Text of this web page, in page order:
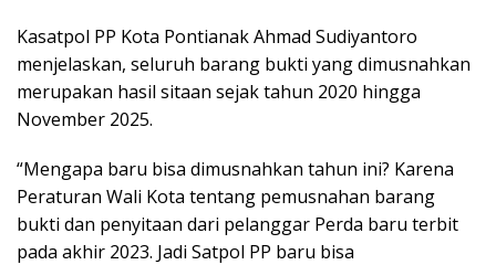
Kasatpol PP Kota Pontianak Ahmad Sudiyantoro
menjelaskan, seluruh barang bukti yang dimusnahkan
merupakan hasil sitaan sejak tahun 2020 hingga
November 2025.
“Mengapa baru bisa dimusnahkan tahun ini? Karena
Peraturan Wali Kota tentang pemusnahan barang
bukti dan penyitaan dari pelanggar Perda baru terbit
pada akhir 2023. Jadi Satpol PP baru bisa